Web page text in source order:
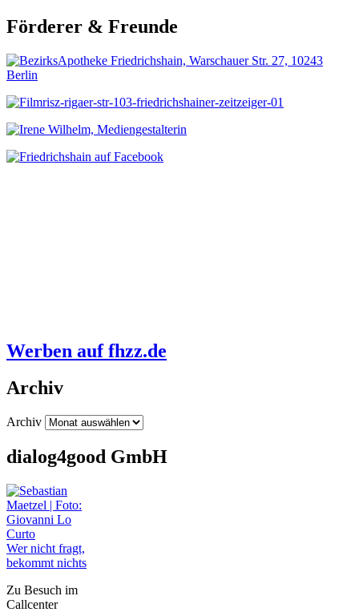
Förderer & Freunde
Werben auf fhzz.de
Archiv
Archiv
dialog4good GmbH
Wer nicht fragt,
bekommt nichts
Zu Besuch im
Callcenter